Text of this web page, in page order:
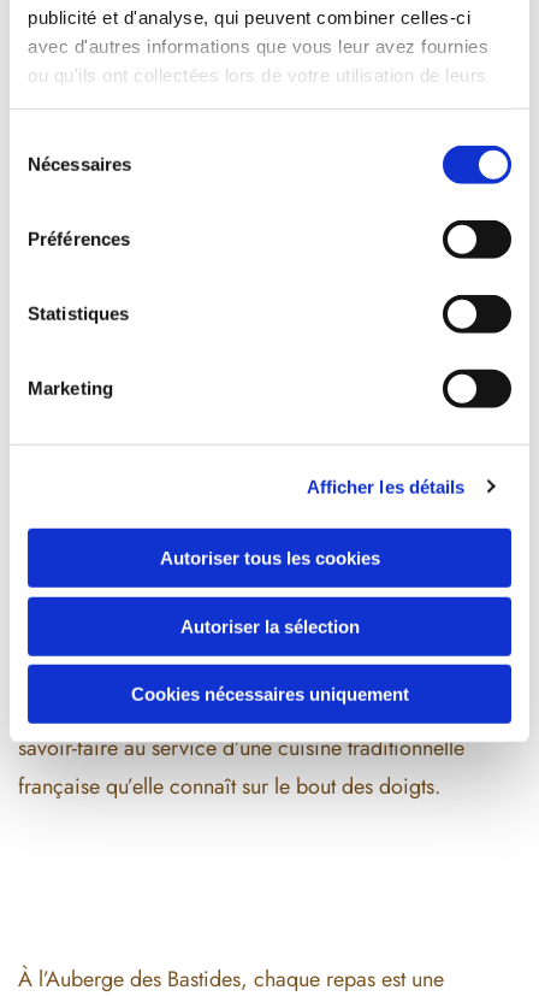
publicité et d'analyse, qui peuvent combiner celles-ci
avec d'autres informations que vous leur avez fournies
ou qu'ils ont collectées lors de votre utilisation de leurs
Nécessaires
Préférences
Statistiques
Marketing
Afficher les détails
Autoriser tous les cookies
Autoriser la sélection
Cookies nécessaires uniquement
touche gourmande.
En cuisine...
Aux fourneaux, notre cheffe Isabelle met tout son
savoir-faire au service d’une cuisine traditionnelle
française qu’elle connaît sur le bout des doigts.
À l’Auberge des Bastides, chaque repas est une